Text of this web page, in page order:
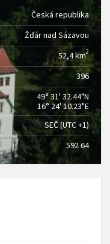
Česká republika
Žďár nad Sázavou
52,4 km2
396
49° 31' 32.44"N
16° 24' 10.23"E
SEČ (UTC +1)
592 64